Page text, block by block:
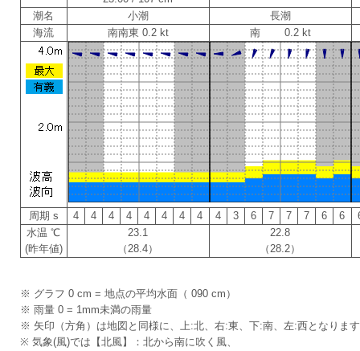
潮名 小潮
長潮
海流
南南東 0.2 kt 南 0.2 kt
周期 s 4 4 4 4 4 4 4 4 4 3 6 7 7 7 6 6
水温 ℃
(昨年値)
23.1
（28.4）
22.8
（28.2）
※ グラフ 0 cm = 地点の平均水面（ 090 cm）
※ 雨量 0 = 1mm未満の雨量
※ 矢印（方角）は地図と同様に、上:北、右:東、下:南、左:西となりま
※ 気象(風)では【北風】：北から南に吹く風、